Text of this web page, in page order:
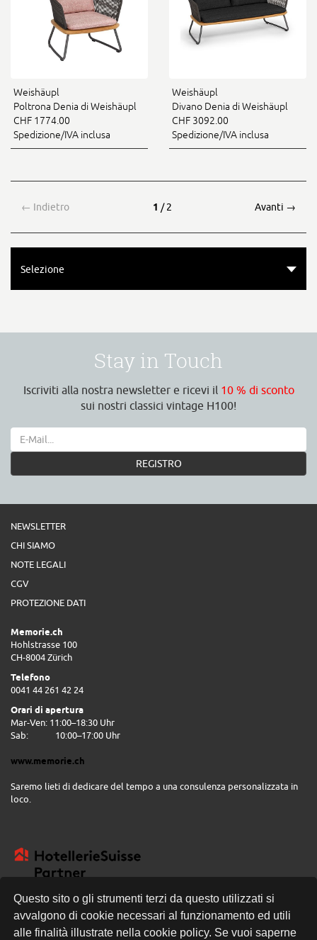
Questo sito o gli strumenti terzi da questo utilizzati si
avvalgono di cookie necessari al funzionamento ed utili
alle finalità illustrate nella cookie policy. Se vuoi saperne
Weishäupl
Poltrona Denia di Weishäupl
CHF 1774.00
Spedizione/IVA inclusa
Weishäupl
Divano Denia di Weishäupl
CHF 3092.00
Spedizione/IVA inclusa
← Indietro 1 / 2 Avanti →
Selezione
Stay in Touch
Iscriviti alla nostra newsletter e ricevi il 10 % di sconto
sui nostri classici vintage H100!
REGISTRO
NEWSLETTER
CHI SIAMO
NOTE LEGALI
CGV
PROTEZIONE DATI
Memorie.ch
Hohlstrasse 100
CH-8004 Zürich
Telefono
0041 44 261 42 24
Orari di apertura
Mar-Ven: 11:00–18:30 Uhr
Sab:
10:00–17:00 Uhr
www.memorie.ch
Saremo lieti di dedicare del tempo a una consulenza personalizzata in
loco.
CONSEGNA GRATUITA